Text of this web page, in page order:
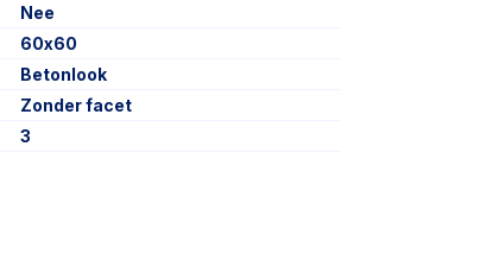
Nee
60x60
Betonlook
Zonder facet
3